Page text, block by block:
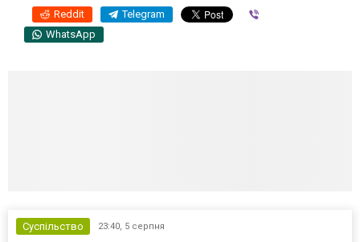
Reddit Telegram
WhatsApp
Суспільство 23:40, 5 серпня